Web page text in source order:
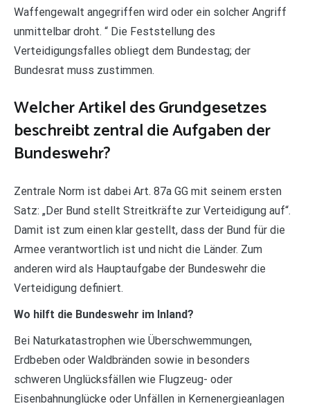
Waffengewalt angegriffen wird oder ein solcher Angriff
unmittelbar droht. “ Die Feststellung des
Verteidigungsfalles obliegt dem Bundestag; der
Bundesrat muss zustimmen.
Welcher Artikel des Grundgesetzes
beschreibt zentral die Aufgaben der
Bundeswehr?
Zentrale Norm ist dabei Art. 87a GG mit seinem ersten
Satz: „Der Bund stellt Streitkräfte zur Verteidigung auf“.
Damit ist zum einen klar gestellt, dass der Bund für die
Armee verantwortlich ist und nicht die Länder. Zum
anderen wird als Hauptaufgabe der Bundeswehr die
Verteidigung definiert.
Wo hilft die Bundeswehr im Inland?
Bei Naturkatastrophen wie Überschwemmungen,
Erdbeben oder Waldbränden sowie in besonders
schweren Unglücksfällen wie Flugzeug- oder
Eisenbahnunglücke oder Unfällen in Kernenergieanlagen